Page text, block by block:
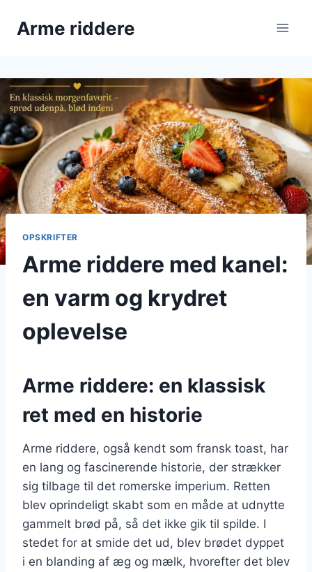
Arme riddere
OPSKRIFTER
Arme riddere med kanel:
en varm og krydret
oplevelse
Arme riddere: en klassisk
ret med en historie
Arme riddere, også kendt som fransk toast, har
en lang og fascinerende historie, der strækker
sig tilbage til det romerske imperium. Retten
blev oprindeligt skabt som en måde at udnytte
gammelt brød på, så det ikke gik til spilde. I
stedet for at smide det ud, blev brødet dyppet
i en blanding af æg og mælk, hvorefter det blev